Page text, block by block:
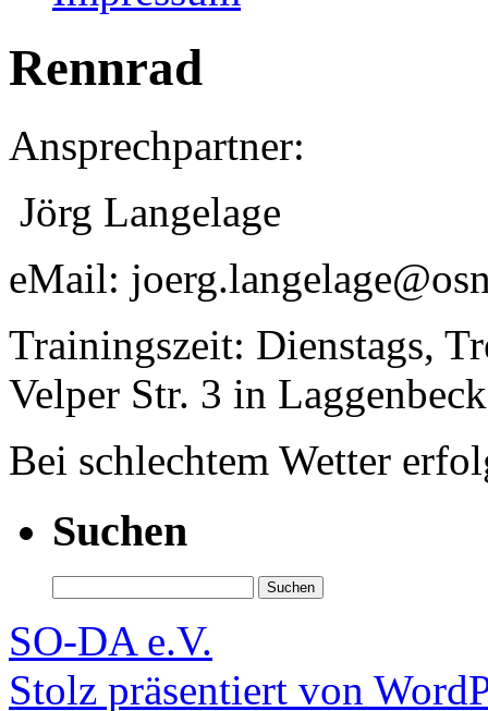
Rennrad
Ansprechpartner:
Jörg Langelage
eMail:
Trainingszeit: Dienstags,
Velper Str. 3 in Laggenbeck
Bei schlechtem Wetter
Suchen
nach:
SO-DA e.V.
Stolz präsentiert von